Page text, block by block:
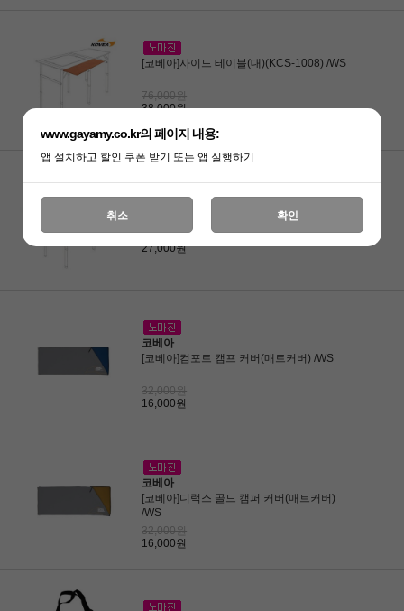
[코베아]사이드 테이블(대)(KCS-1008) /WS
76,000원
38,000원
[코베아]사이드 테이블(소)(KCS-1009) /WS
54,000원
27,000원
코베아
[코베아]컴포트 캠프 커버(매트커버) /WS
32,000원
16,000원
코베아
[코베아]디럭스 골드 캠퍼 커버(매트커버)
/WS
32,000원
16,000원
www.gayamy.co.kr의 페이지 내용:
앱 설치하고 할인 쿠폰 받기 또는 앱 실행하기
취소 확인